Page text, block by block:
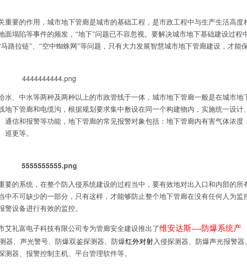
重要的作用，城市地下管廊是城市的基础工程，是市政工程中与生产生活高度
面塌陷等事件的频发， “地下”问题已不容忽视。要解决城市地下基础建设过程
路拉链”、“空中蜘蛛网”等问题，只有大力发展智慧城市地下管廊建设，才能
、中水等两种及两种以上的市政管线于一体，城市地下管廊一般是在城市地
下管廊和电缆沟，根据规划要求集中敷设在同一个构建物内，实施统一设计、
信和报警等功能，地下管廊的常见报警对象包括：地下管廊内有害气体浓度，
巡更等。
的系统，在整个防入侵系统建设的过程当中，要有效地对出入口和内部的所
不可缺少的一部分，只有这样，才能够防止整个地下管廊在没有任何人为监
设备进行有效的监控。
礼富电子科技有限公司专为管廊安全建设推出了维安达斯----防爆系统产
器、声光警号、防爆双鉴探测器、防爆红外对射入侵探测器、防爆声光报警器
器、报警控制主机、平台管理软件等。